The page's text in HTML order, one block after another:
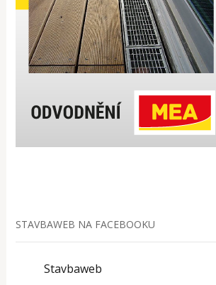
STAVBAWEB NA FACEBOOKU
Stavbaweb